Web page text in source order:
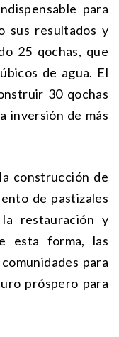
para
sus resultados y
25 qochas, que
de agua. El
30 qochas
inversión de más
construcción de
de pastizales
restauración y
esta forma, las
para
próspero para